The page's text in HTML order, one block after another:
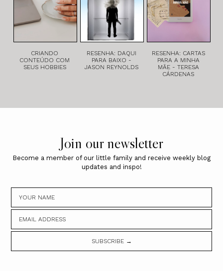
CRIANDO
CONTEÚDO COM
SEUS HOBBIES
RESENHA: DAQUI
PARA BAIXO -
JASON REYNOLDS
RESENHA: CARTAS
PARA A MINHA
MÃE - TERESA
CÁRDENAS
Join our newsletter
Become a member of our little family and receive weekly blog
updates and inspo!